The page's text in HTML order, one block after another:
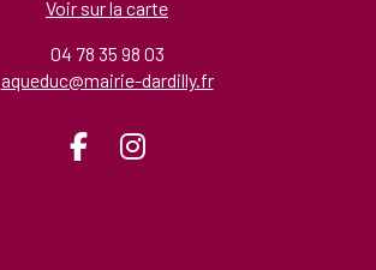
Voir sur la carte
04 78 35 98 03
aqueduc@mairie-dardilly.fr